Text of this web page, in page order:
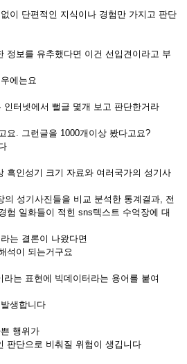
이 단편적인 지식이나 경험만 가지고 판단
정보를 유추했다면 이건 선입견이라고 부
에는요
인터넷에서 뻘글 몇개 보고 판단한거라
요. 그런글을 1000개이상 봤다고요?
흑인성기 크기 자료와 여러국가의 성기사
의 성기사진들을 비교 분석한 통계결과, 전
험 일화들이 적힌 sns텍스트 수억장에 대
는 결론이 나왔다면
석이 되는거구요
라는 표현에 빅데이터라는 용어를 붙여
생합니다
행위가
판단으로 비춰질 위험이 생깁니다